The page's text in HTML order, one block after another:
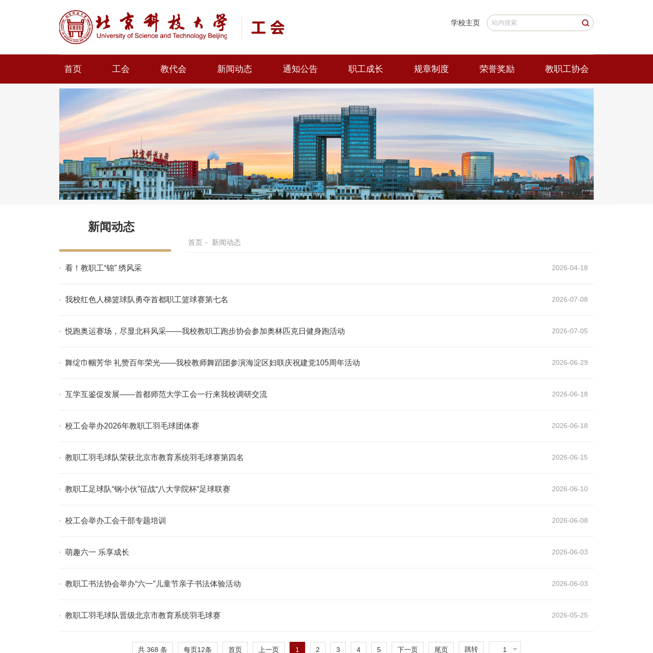
学校主页
首页 工会 教代会 新闻动态 通知公告 职工成长 规章制度 荣誉奖励 教职工协会
新闻动态
首页 - 新闻动态
看！教职工“锦” 绣风采 2026-04-18
我校红色人梯篮球队勇夺首都职工篮球赛第七名 2026-07-08
悦跑奥运赛场，尽显北科风采——我校教职工跑步协会参加奥林匹克日健身跑活动 2026-07-05
舞绽巾帼芳华 礼赞百年荣光——我校教师舞蹈团参演海淀区妇联庆祝建党105周年活动 2026-06-29
互学互鉴促发展——首都师范大学工会一行来我校调研交流 2026-06-18
校工会举办2026年教职工羽毛球团体赛 2026-06-18
教职工羽毛球队荣获北京市教育系统羽毛球赛第四名 2026-06-15
教职工足球队“钢小伙”征战“八大学院杯“足球联赛 2026-06-10
校工会举办工会干部专题培训 2026-06-08
萌趣六一 乐享成长 2026-06-03
教职工书法协会举办“六一”儿童节亲子书法体验活动 2026-06-03
教职工羽毛球队晋级北京市教育系统羽毛球赛 2026-05-25
共 368 条 每页12条 首页 上一页 1 2 3 4 5 下一页 尾页 跳转 1